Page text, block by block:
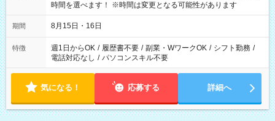
時間を選べます！ ※時間は変更となる可能性があります
期間 8月15日・16日
特徴 週1日からOK / 履歴書不要 / 副業・WワークOK / シフト勤務 /
電話対応なし / パソコンスキル不要
気になる！ 応募する 詳細へ